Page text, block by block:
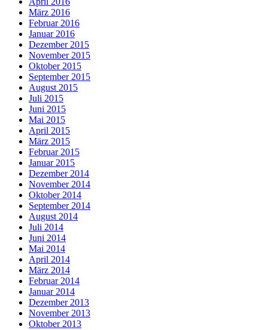
März 2016
Februar 2016
Januar 2016
Dezember 2015
November 2015
Oktober 2015
September 2015
August 2015
Juli 2015
Juni 2015
Mai 2015
April 2015
März 2015
Februar 2015
Januar 2015
Dezember 2014
November 2014
Oktober 2014
September 2014
August 2014
Juli 2014
Juni 2014
Mai 2014
April 2014
März 2014
Februar 2014
Januar 2014
Dezember 2013
November 2013
Oktober 2013